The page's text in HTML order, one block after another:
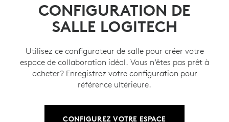
CONFIGURATION DE
SALLE LOGITECH
Utilisez ce configurateur de salle pour créer votre
espace de collaboration idéal. Vous n’êtes pas prêt à
acheter? Enregistrez votre configuration pour
référence ultérieure.
CONFIGUREZ VOTRE ESPACE